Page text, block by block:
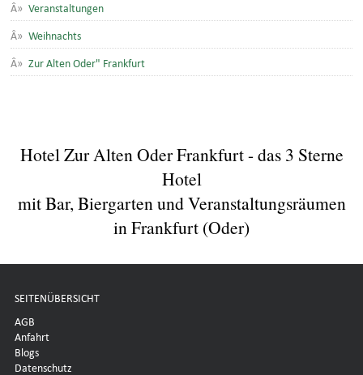
Veranstaltungen
Weihnachts
Zur Alten Oder" Frankfurt
Hotel Zur Alten Oder Frankfurt - das 3 Sterne
Hotel
mit Bar, Biergarten und Veranstaltungsräumen
in Frankfurt (Oder)
SEITENÜBERSICHT
AGB
Anfahrt
Blogs
Datenschutz